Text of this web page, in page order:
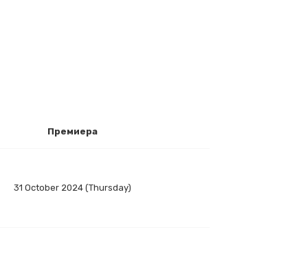
Премиера
31 October 2024 (Thursday)